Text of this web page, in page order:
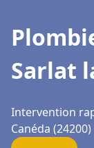
Sarlat
Intervention
Canéda (24200)